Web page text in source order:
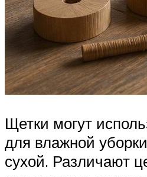
Щетки могут
для влажной
сухой. Различают